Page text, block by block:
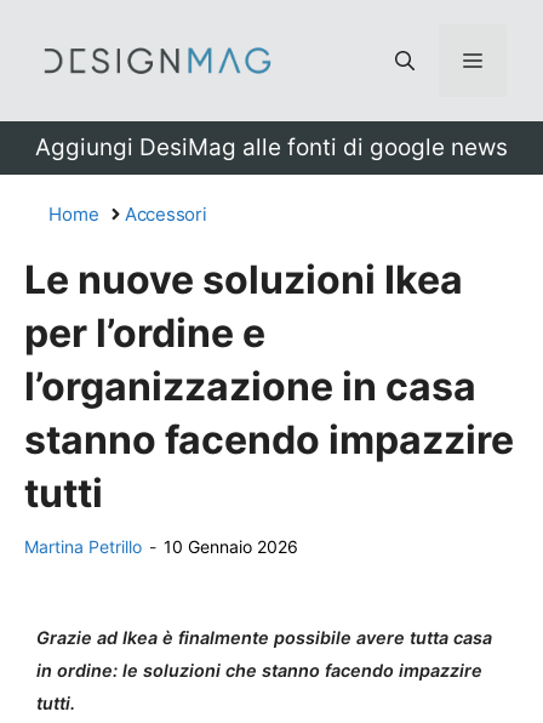
Menu
Aggiungi DesiMag alle fonti di google news
Home Accessori
Le nuove soluzioni Ikea
per l’ordine e
l’organizzazione in casa
stanno facendo impazzire
tutti
Martina Petrillo - 10 Gennaio 2026
Grazie ad Ikea è finalmente possibile avere tutta casa
in ordine: le soluzioni che stanno facendo impazzire
tutti.